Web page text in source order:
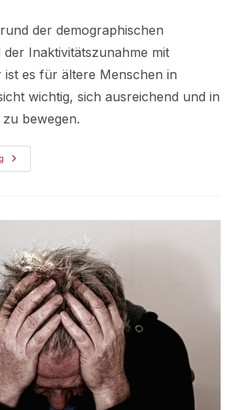
der demographischen
Inaktivitätszunahme mit
ist es für ältere Menschen in
wichtig, sich ausreichend und in
bewegen.